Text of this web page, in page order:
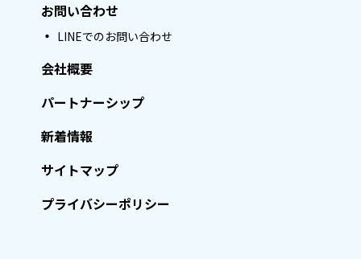
お問い合わせ
LINEでのお問い合わせ
会社概要
パートナーシップ
新着情報
サイトマップ
プライバシーポリシー